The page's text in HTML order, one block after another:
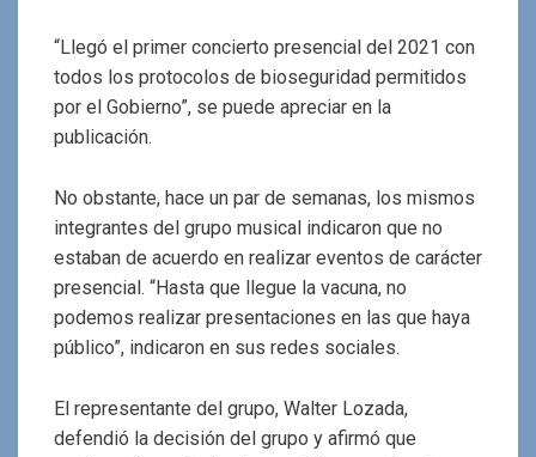
“Llegó el primer concierto presencial del 2021 con
todos los protocolos de bioseguridad permitidos
por el Gobierno”, se puede apreciar en la
publicación.
No obstante, hace un par de semanas, los mismos
integrantes del grupo musical indicaron que no
estaban de acuerdo en realizar eventos de carácter
presencial. “Hasta que llegue la vacuna, no
podemos realizar presentaciones en las que haya
público”, indicaron en sus redes sociales.
El representante del grupo, Walter Lozada,
defendió la decisión del grupo y afirmó que